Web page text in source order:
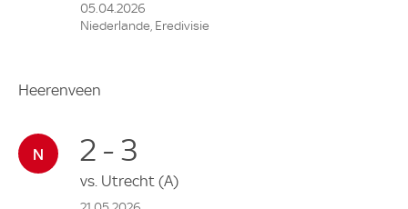
05.04.2026
Niederlande, Eredivisie
Heerenveen
2 - 3
vs. Utrecht (A)